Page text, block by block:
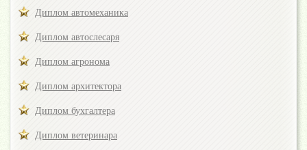
Диплом автомеханика
Диплом автослесаря
Диплом агронома
Диплом архитектора
Диплом бухгалтера
Диплом ветеринара